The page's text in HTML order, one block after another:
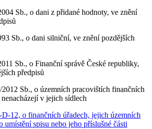
Sb., o dani z přidané hodnoty, ve znění
Sb., o dani silniční, ve znění pozdějších
Sb., o Finanční správě České republiky,
předpisů
Sb., o územních pracovištích finančních
v jejich sídlech
12, o finančních úřadech, jejich územních
umístění spisu nebo jeho příslušné části